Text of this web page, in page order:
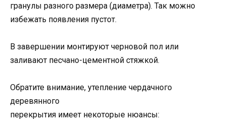
гранулы разного размера (диаметра). Так можно
избежать появления пустот.
В завершении монтируют черновой пол или
заливают песчано-цементной стяжкой.
Обратите внимание, утепление чердачного
деревянного
перекрытия имеет некоторые нюансы: